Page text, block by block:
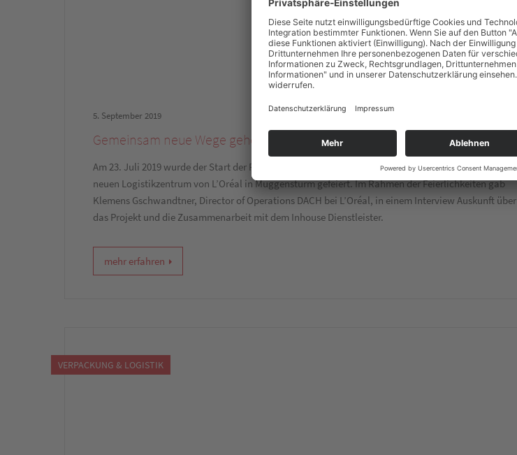
5. September 2019
Gemeinsam neue Wege gehen
Am 23. Juli 2019 wurde der Start der Produktion des Co-Packing Dienstleisters Packservice im
neuen Logistikzentrum von L’Oréal in Muggensturm gefeiert. Im Rahmen der Feierlichkeiten gab
Klemens Gschwandtner, Director of Operations DACH bei L’Oréal, in einem Interview Auskunft über
das Projekt und die Zusammenarbeit mit dem Inhouse Dienstleister.
mehr erfahren
VERPACKUNG & LOGISTIK